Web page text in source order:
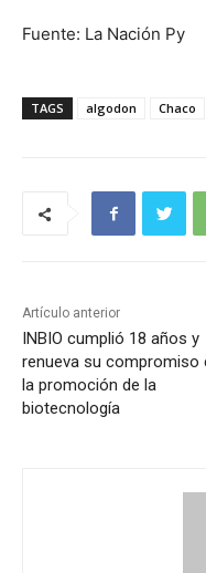
Fuente: La Nación Py
TAGS algodon Chaco
Artículo anterior
INBIO cumplió 18 años y
renueva su compromiso
la promoción de la
biotecnología